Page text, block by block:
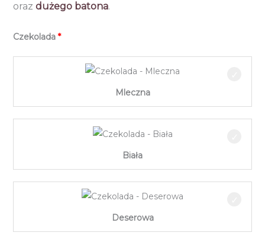
oraz dużego batona.
Czekolada
Mleczna
Biała
Deserowa